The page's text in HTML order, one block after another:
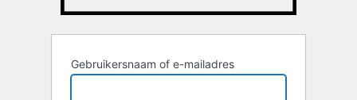
Gebruikersnaam of e-mailadres